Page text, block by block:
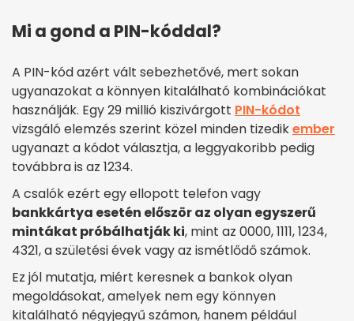
Mi a gond a PIN-kóddal?
A PIN-kód azért vált sebezhetővé, mert sokan
ugyanazokat a könnyen kitalálható kombinációkat
használják. Egy 29 millió kiszivárgott PIN-kódot
vizsgáló elemzés szerint közel minden tizedikember
ugyanazt a kódot választja, a leggyakoribb pedig
továbbra is az 1234.
A csalók ezért egy ellopott telefon vagy
bankkártya esetén először az olyan egyszerű
mintákat próbálhatják ki, mint az 0000, 1111, 1234,
4321, a születési évek vagy az ismétlődő számok.
Ez jól mutatja, miért keresnek a bankok olyan
megoldásokat, amelyek nem egy könnyen
kitalálható négyjegyű számon, hanem például